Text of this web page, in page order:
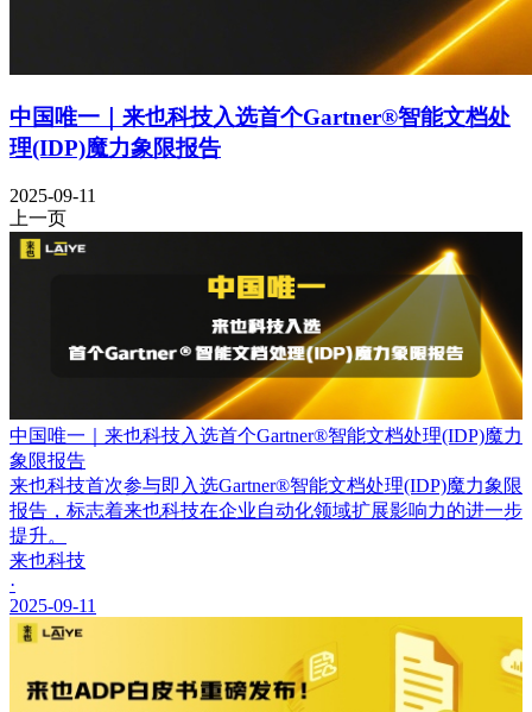
中国唯一｜来也科技入选首个Gartner®智能文档处
理(IDP)魔力象限报告
2025-09-11
上一页
中国唯一｜来也科技入选首个Gartner®智能文档处理(IDP)魔力
象限报告
来也科技首次参与即入选Gartner®智能文档处理(IDP)魔力象限
报告，标志着来也科技在企业自动化领域扩展影响力的进一步
提升。
来也科技
·
2025-09-11